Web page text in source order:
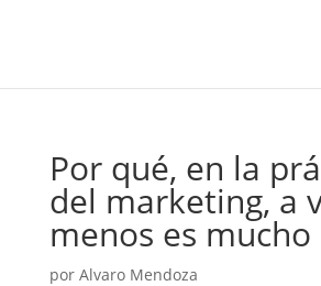
Por qué, en la
del marketing, a
menos es
por Alvaro Mendoza